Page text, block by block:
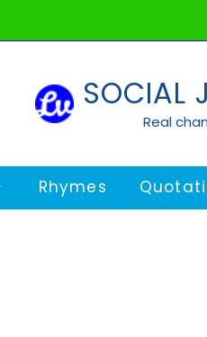
SOCIAL
Real
Rhymes